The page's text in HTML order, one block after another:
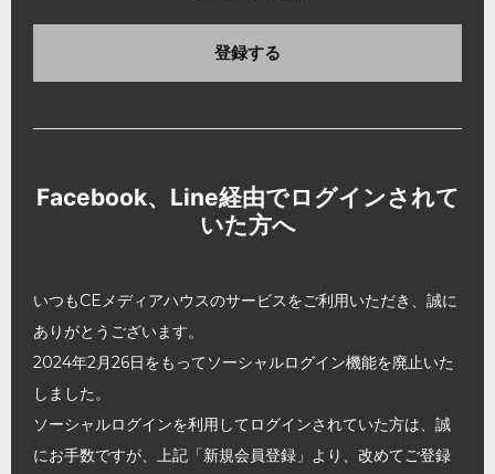
登録する
Facebook、Line経由でログインされて
いた方へ
いつもCEメディアハウスのサービスをご利用いただき、誠に
ありがとうございます。
2024年2月26日をもってソーシャルログイン機能を廃止いた
しました。
ソーシャルログインを利用してログインされていた方は、誠
にお手数ですが、上記「新規会員登録」より、改めてご登録